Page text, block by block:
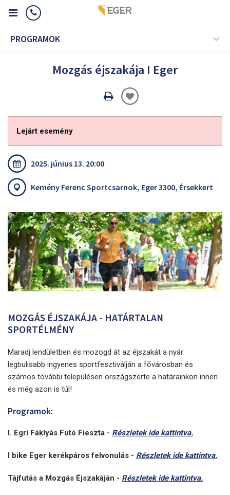
PROGRAMOK
Mozgás éjszakája I Eger
Oldal
Lejárt esemény
2025. június 13. 20:00
Kemény Ferenc Sportcsarnok, Eger 3300, Érsekkert
MOZGÁS ÉJSZAKÁJA - HATÁRTALAN
SPORTÉLMÉNY
Maradj lendületben és mozogd át az éjszakát a nyár
legbulisabb ingyenes sportfesztiválján a fővárosban és
számos további településen országszerte a határainkon innen
és még azon is túl!
Programok:
I. Egri Fáklyás Futó Fieszta - Részletek ide kattintva.
I bike Eger kerékpáros felvonulás - Részletek ide kattintva.
Tájfutás a Mozgás Éjszakáján - Részletek ide kattintva.